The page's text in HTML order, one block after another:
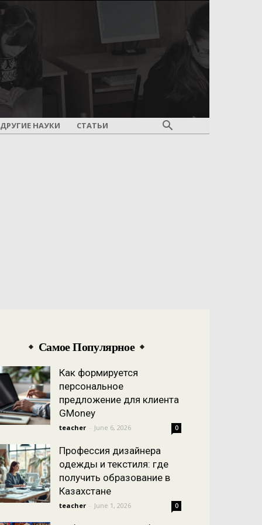
ДРУГИЕ НАУКИ СТАТЬИ
Самое Популярное
Как формируется
персональное
предложение для клиента
GMoney
teacher - June 6, 2026 0
Профессия дизайнера
одежды и текстиля: где
получить образование в
Казахстане
teacher - June 1, 2026 0